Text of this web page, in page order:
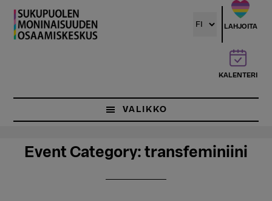
Hyppää
pääsisältöön
LAHJOITA
KALENTERI
VALIKKO
Event Category: transfeminiini